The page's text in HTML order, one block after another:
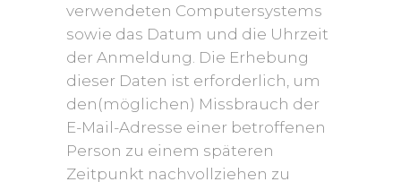
verwendeten Computersystems
sowie das Datum und die Uhrzeit
der Anmeldung. Die Erhebung
dieser Daten ist erforderlich, um
den(möglichen) Missbrauch der
E-Mail-Adresse einer betroffenen
Person zu einem späteren
Zeitpunkt nachvollziehen zu